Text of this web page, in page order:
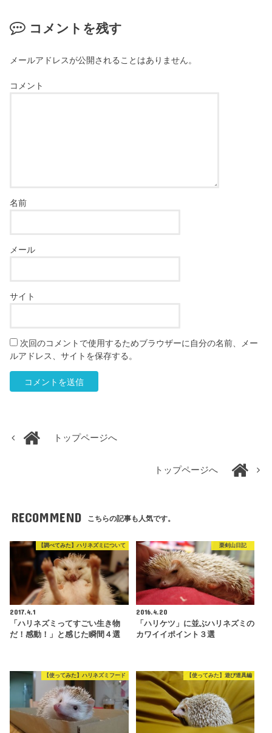
コメントを残す
メールアドレスが公開されることはありません。
コメント
名前
メール
サイト
次回のコメントで使用するためブラウザーに自分の名前、メー
ルアドレス、サイトを保存する。
トップページへ
トップページへ
RECOMMEND こちらの記事も人気です。
【調べてみた】ハリネズミについて
2017.4.1
「ハリネズミってすごい生き物
だ！感動！」と感じた瞬間４選
栗剣山日記
2016.4.20
「ハリケツ」に並ぶハリネズミの
カワイイポイント３選
【使ってみた】ハリネズミフード 【使ってみた】遊び道具編